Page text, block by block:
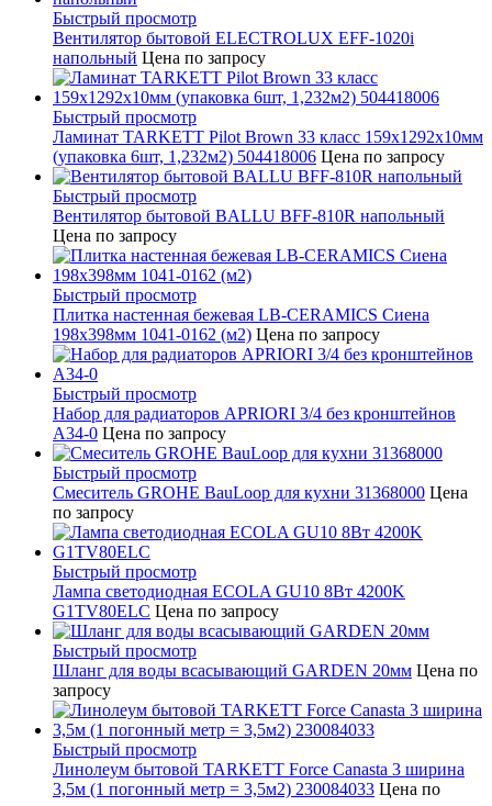
Быстрый просмотр
Вентилятор бытовой ELECTROLUX EFF-1020i
напольный Цена по запросу
Быстрый просмотр
Ламинат TARKETT Pilot Brown 33 класс 159х1292х10мм
(упаковка 6шт, 1,232м2) 504418006 Цена по запросу
Быстрый просмотр
Вентилятор бытовой BALLU BFF-810R напольный
Цена по запросу
Быстрый просмотр
Плитка настенная бежевая LB-CERAMICS Сиена
198x398мм 1041-0162 (м2) Цена по запросу
Быстрый просмотр
Набор для радиаторов APRIORI 3/4 без кронштейнов
A34-0 Цена по запросу
Быстрый просмотр
Смеситель GROHE BauLoop для кухни 31368000 Цена
по запросу
Быстрый просмотр
Лампа светодиодная ECOLA GU10 8Вт 4200K
G1TV80ELC Цена по запросу
Быстрый просмотр
Шланг для воды всасывающий GARDEN 20мм Цена по
запросу
Быстрый просмотр
Линолеум бытовой TARKETT Force Canasta 3 ширина
3,5м (1 погонный метр = 3,5м2) 230084033 Цена по